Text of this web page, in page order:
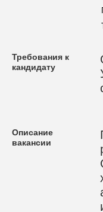
Требования к
кандидату
Описание
вакансии